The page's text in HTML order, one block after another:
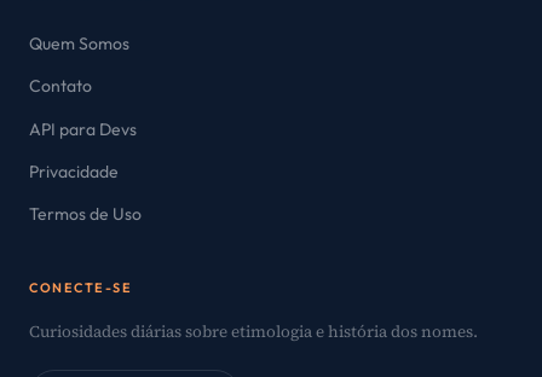
Quem Somos
Contato
API para Devs
Privacidade
Termos de Uso
CONECTE-SE
Curiosidades diárias sobre etimologia e história dos nomes.